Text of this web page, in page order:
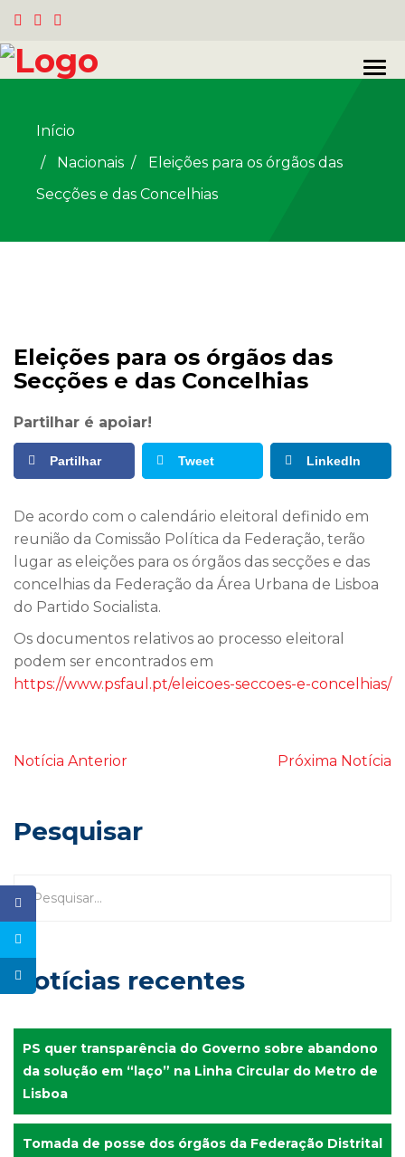
Início
Nacionais /
Eleições para os órgãos das
Secções e das Concelhias
Eleições para os órgãos das
Secções e das Concelhias
Partilhar é apoiar!
Partilhar Tweet LinkedIn
De acordo com o calendário eleitoral definido em
reunião da Comissão Política da Federação, terão
lugar as eleições para os órgãos das secções e das
concelhias da Federação da Área Urbana de Lisboa
do Partido Socialista.
Os documentos relativos ao processo eleitoral
podem ser encontrados em
https://www.psfaul.pt/eleicoes-seccoes-e-concelhias/
Notícia Anterior Próxima Notícia
Pesquisar
Notícias recentes
PS quer transparência do Governo sobre abandono
da solução em “laço” na Linha Circular do Metro de
Lisboa
Tomada de posse dos órgãos da Federação Distrital